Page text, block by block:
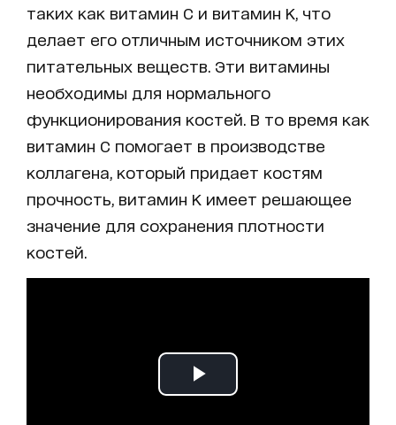
таких как витамин С и витамин К, что
делает его отличным источником этих
питательных веществ. Эти витамины
необходимы для нормального
функционирования костей. В то время как
витамин С помогает в производстве
коллагена, который придает костям
прочность, витамин К имеет решающее
значение для сохранения плотности
костей.